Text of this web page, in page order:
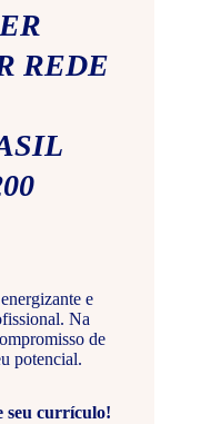
REDE
e
Na
de
potencial.
seu currículo!